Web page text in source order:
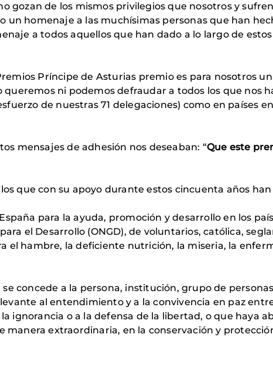
gozan de los mismos privilegios que nosotros y
homenaje a las muchísimas personas que han
a todos aquellos que han dado a lo largo de
Príncipe de Asturias premio es para nosotros
ni podemos defraudar a todos los que nos
de nuestras 71 delegaciones) como en países
mensajes de adhesión nos deseaban: “Que este
que con su apoyo durante estos cincuenta años
para la ayuda, promoción y desarrollo en los
el Desarrollo (ONGD), de voluntarios, católica,
el hambre, la deficiente nutrición, la miseria, la
se concede a la persona, institución, grupo de
al entendimiento y a la convivencia en paz
ignorancia o a la defensa de la libertad, o que haya
manera extraordinaria, en la conservación y